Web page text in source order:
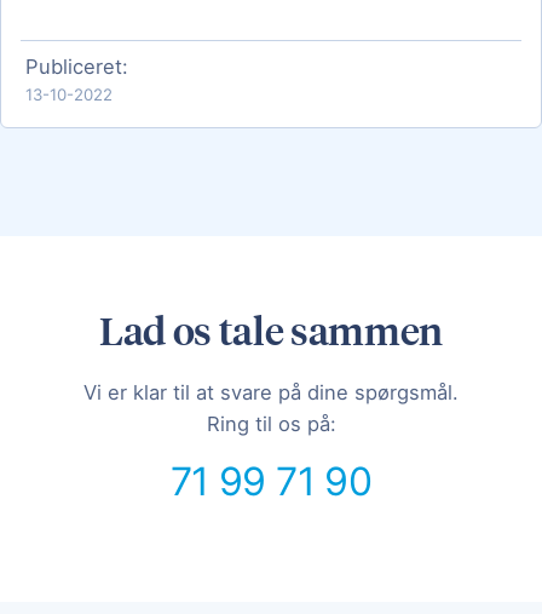
Publiceret:
13-10-2022
Lad os tale sammen
Vi er klar til at svare på dine spørgsmål.
Ring til os på:
71 99 71 90